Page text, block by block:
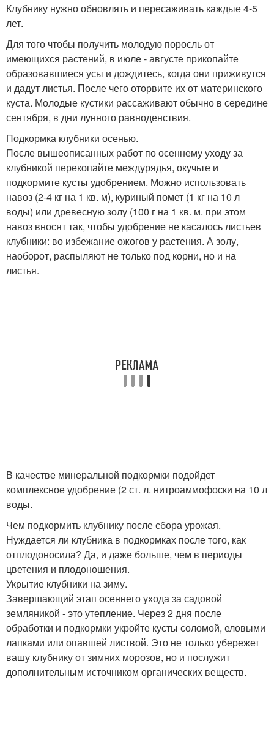
Клубнику нужно обновлять и пересаживать каждые 4-5
лет.
Для того чтобы получить молодую поросль от
имеющихся растений, в июле - августе прикопайте
образовавшиеся усы и дождитесь, когда они приживутся
и дадут листья. После чего оторвите их от материнского
куста. Молодые кустики рассаживают обычно в середине
сентября, в дни лунного равноденствия.
Подкормка клубники осенью.
После вышеописанных работ по осеннему уходу за
клубникой перекопайте междурядья, окучьте и
подкормите кусты удобрением. Можно использовать
навоз (2-4 кг на 1 кв. м), куриный помет (1 кг на 10 л
воды) или древесную золу (100 г на 1 кв. м. при этом
навоз вносят так, чтобы удобрение не касалось листьев
клубники: во избежание ожогов у растения. А золу,
наоборот, распыляют не только под корни, но и на
листья.
В качестве минеральной подкормки подойдет
комплексное удобрение (2 ст. л. нитроаммофоски на 10 л
воды.
Чем подкормить клубнику после сбора урожая.
Нуждается ли клубника в подкормках после того, как
отплодоносила? Да, и даже больше, чем в периоды
цветения и плодоношения.
Укрытие клубники на зиму.
Завершающий этап осеннего ухода за садовой
земляникой - это утепление. Через 2 дня после
обработки и подкормки укройте кусты соломой, еловыми
лапками или опавшей листвой. Это не только убережет
вашу клубнику от зимних морозов, но и послужит
дополнительным источником органических веществ.